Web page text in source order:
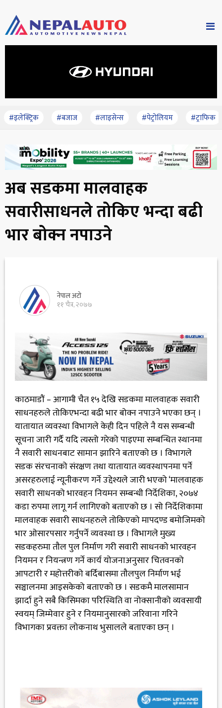
#इलेक्ट्रिक #बजाज #लाइसेन्स #पेट्रोलियम #ट्राफिक
अब सडकमा मालवाहक
सवारीसाधनले तोकिए भन्दा बढी
भार बोक्न नपाउने
नेपाल अटो
११ चैत्र, २०७७
काठमाडौं – आगामी चैत १५ देखि सडकमा मालवाहक सवारी
साधनहरुले तोकिएभन्दा बढी भार बोक्न नपाउने भएका छन् ।
यातायात व्यवस्था विभागले केही दिन पहिले नै यस सम्बन्धी
सूचना जारी गर्दै यदि त्यस्तो गरेको पाइएमा सम्बन्धित स्थानमा
नै सवारी साधनबाट सामान झारिने बताएको छ । विभागले
सडक संरचनाको संरक्षण तथा यातायात व्यवस्थापनमा पर्ने
असरहरुलाई न्यूनीकरण गर्ने उद्देश्यले जारी भएको ‘मालवाहक
सवारी साधनको भारवहन नियमन सम्बन्धी निर्देशिका, २०७४
कडा रुपमा लागू गर्न लागिएको बताएको छ । सो निर्देशिकामा
मालवाहक सवारी साधनहरुले तोकिएको मापदण्ड बमोजिमको
भार ओसारपसार गर्नुपर्ने व्यवस्था छ । विभागले मुख्य
सडकहरुमा तौल पुल निर्माण गरी सवारी साधनको भारवहन
नियमन र नियन्त्रण गर्ने कार्य योजनाअनुसार चितवनको
आपटारी र महोत्तरीको बर्दिबासमा तौलपुल निर्माण भई
सञ्चालनमा आइसकेको बताएको छ । सडकमै मालसामान
झार्दा हुने सबै किसिमका परिस्थिति वा नोक्सानीको व्यवसायी
स्वयम् जिम्मेवार हुने र नियमानुसारको जरिवाना गरिने
विभागका प्रवक्ता लोकनाथ भुसालले बताएका छन् ।